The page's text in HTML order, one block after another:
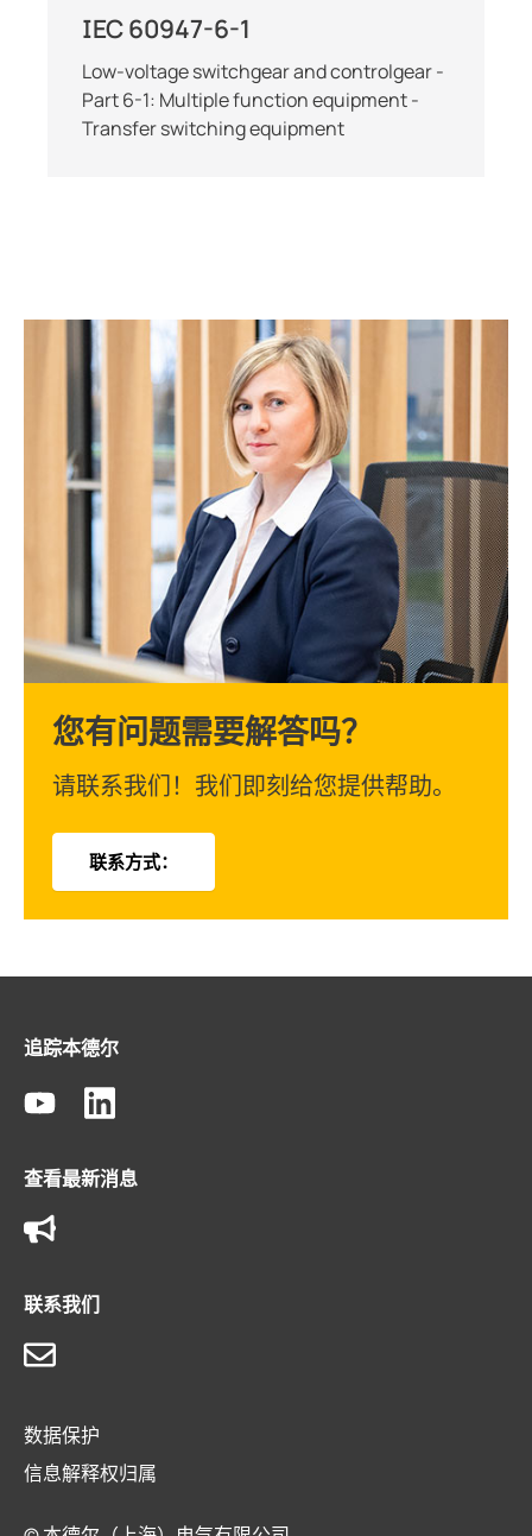
IEC 60947-6-1
Low-voltage switchgear and controlgear -
Part 6-1: Multiple function equipment -
Transfer switching equipment
您有问题需要解答吗？
请联系我们！我们即刻给您提供帮助。
联系方式：
追踪本德尔
查看最新消息
联系我们
数据保护
信息解释权归属